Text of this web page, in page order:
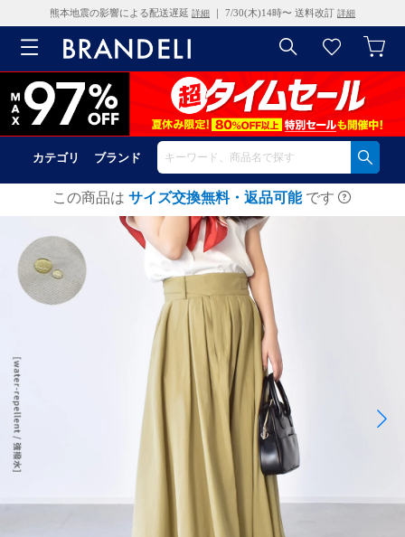
熊本地震の影響による配送遅延 詳細 ｜ 7/30(木)14時〜 送料改訂 詳細
カテゴリ ブランド
この商品は サイズ交換無料・返品可能 です